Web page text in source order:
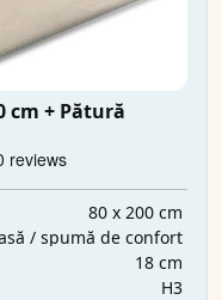
cm + Pătură
80 x 200 cm
/ spumă de confort
18 cm
H3